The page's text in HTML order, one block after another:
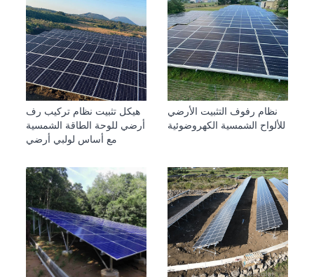
هيكل تثبيت نظام تركيب رف
أرضي للوحة الطاقة الشمسية
مع أساس لولبي أرضي
نظام رفوف التثبيت الأرضي
للألواح الشمسية الكهروضوئية